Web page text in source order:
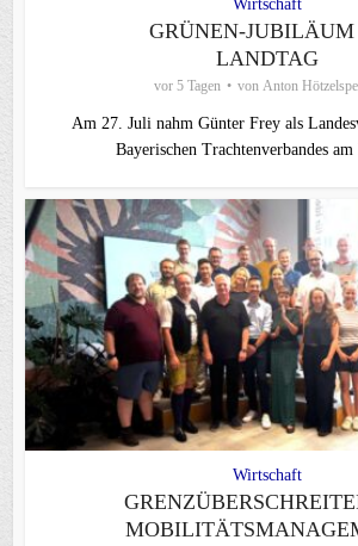
Wirtschaft
GRÜNEN-
LANDTAG
vor 5 Tagen von Anton
Am 27. Juli nahm Günter Frey als
Bayerischen Trachtenverbandes am
Wirtschaft